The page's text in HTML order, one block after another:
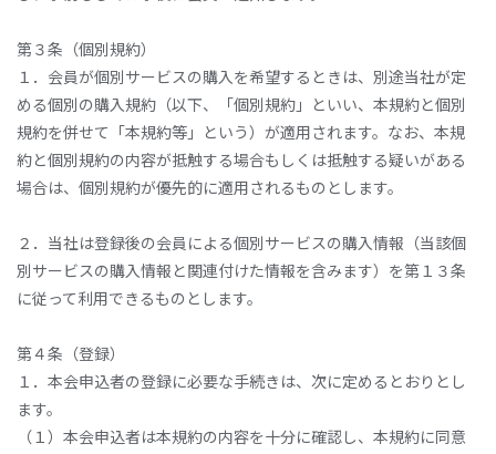
第３条（個別規約）
１．会員が個別サービスの購入を希望するときは、別途当社が定
める個別の購入規約（以下、「個別規約」といい、本規約と個別
規約を併せて「本規約等」という）が適用されます。なお、本規
約と個別規約の内容が抵触する場合もしくは抵触する疑いがある
場合は、個別規約が優先的に適用されるものとします。
２．当社は登録後の会員による個別サービスの購入情報（当該個
別サービスの購入情報と関連付けた情報を含みます）を第１３条
に従って利用できるものとします。
第４条（登録）
１．本会申込者の登録に必要な手続きは、次に定めるとおりとし
ます。
（１）本会申込者は本規約の内容を十分に確認し、本規約に同意